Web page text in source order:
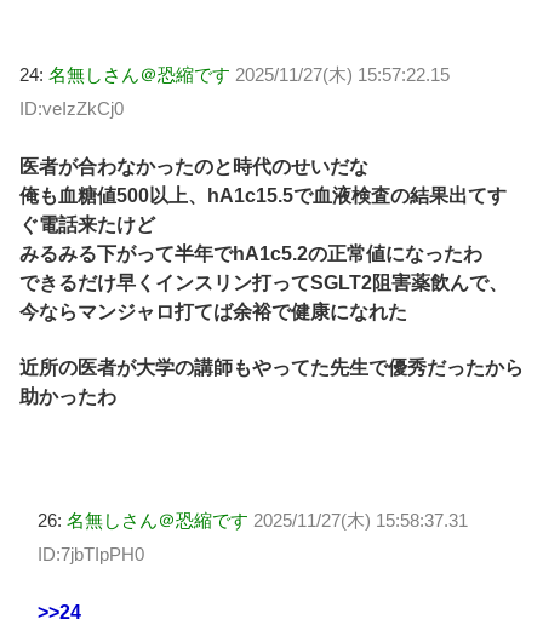
24: 名無しさん＠恐縮です 2025/11/27(木) 15:57:22.15
ID:veIzZkCj0
医者が合わなかったのと時代のせいだな
俺も血糖値500以上、hA1c15.5で血液検査の結果出てす
ぐ電話来たけど
みるみる下がって半年でhA1c5.2の正常値になったわ
できるだけ早くインスリン打ってSGLT2阻害薬飲んで、
今ならマンジャロ打てば余裕で健康になれた
近所の医者が大学の講師もやってた先生で優秀だったから
助かったわ
26: 名無しさん＠恐縮です 2025/11/27(木) 15:58:37.31
ID:7jbTIpPH0
>>24